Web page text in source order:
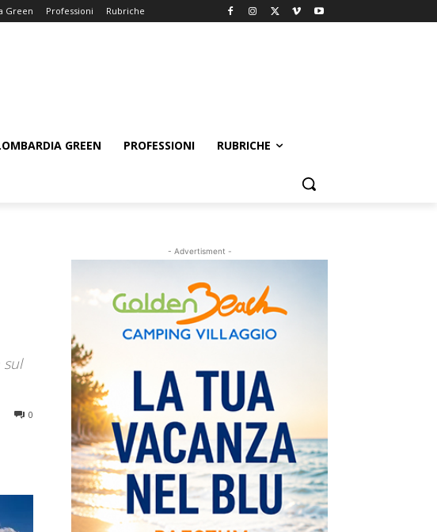
Green Professioni Rubriche
GREEN PROFESSIONI RUBRICHE
0
- Advertisment -